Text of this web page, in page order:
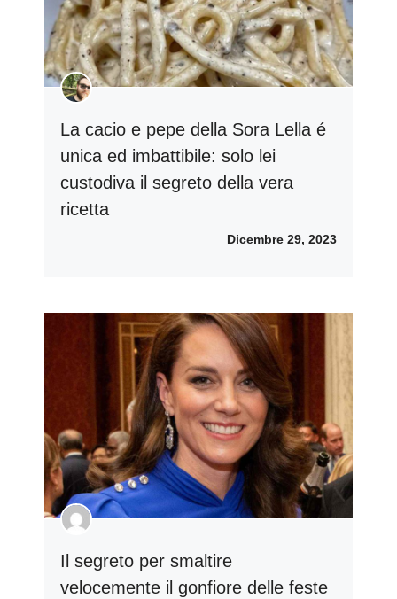
La cacio e pepe della Sora Lella é
unica ed imbattibile: solo lei
custodiva il segreto della vera
ricetta
Dicembre 29, 2023
Il segreto per smaltire
velocemente il gonfiore delle feste